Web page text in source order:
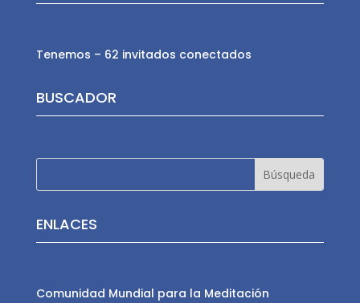
Tenemos – 62 invitados conectados
BUSCADOR
ENLACES
Comunidad Mundial para la Meditación